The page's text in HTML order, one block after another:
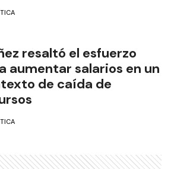
resaltó el esfuerzo
aumentar salarios en un
de caída de